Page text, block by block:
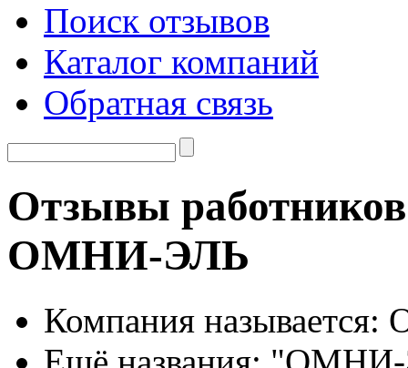
Поиск отзывов
Каталог компаний
Обратная связь
Отзывы
ОМНИ-ЭЛЬ
Компания называется: